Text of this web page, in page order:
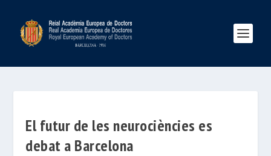
El futur de les neurociències es
debat a Barcelona